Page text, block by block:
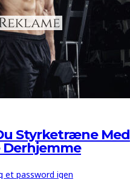
Styrketræne Med